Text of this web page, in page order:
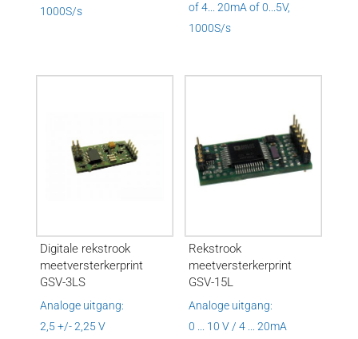
1000S/s
of 4... 20mA of 0...5V,
1000S/s
Digitale rekstrook
meetversterkerprint
GSV-3LS
Analoge uitgang:
2,5 +/- 2,25 V
Rekstrook
meetversterkerprint
GSV-15L
Analoge uitgang:
0 ... 10 V / 4 ... 20mA